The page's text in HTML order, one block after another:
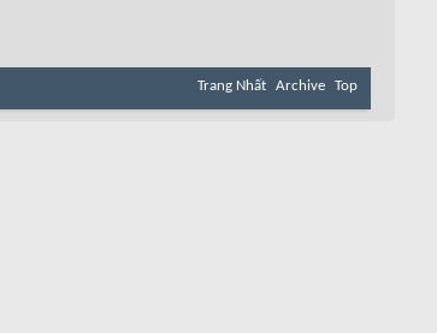
Trang Nhất Archive Top